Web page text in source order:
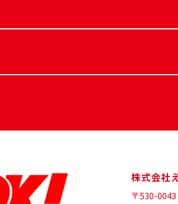
株式会社
〒530-